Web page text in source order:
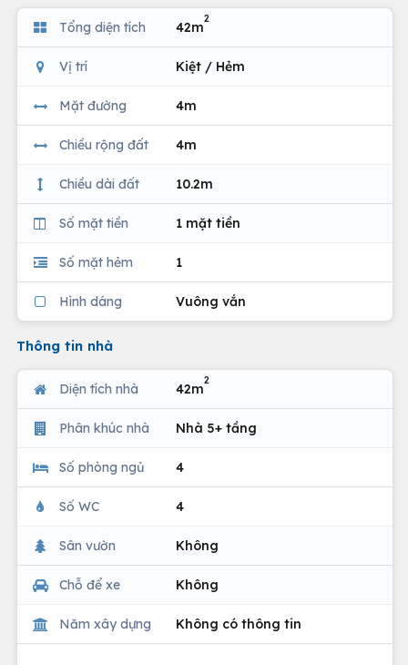
Tổng diện tích 42m
2
Vị trí Kiệt / Hẻm
Mặt đường 4m
Chiều rộng đất 4m
Chiều dài đất 10.2m
Số mặt tiền 1 mặt tiền
Số mặt hẻm 1
Hình dáng Vuông vắn
Thông tin nhà
Diện tích nhà 42m
2
Phân khúc nhà Nhà 5+ tầng
Số phòng ngủ 4
Số WC 4
Sân vườn Không
Chỗ để xe Không
Năm xây dựng Không có thông tin